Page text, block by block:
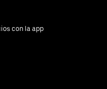
con la app